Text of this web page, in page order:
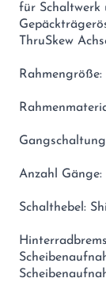
für Schaltwerk
ThruSkew
Rahmengröße:
Anzahl Gänge:
Schalthebel: